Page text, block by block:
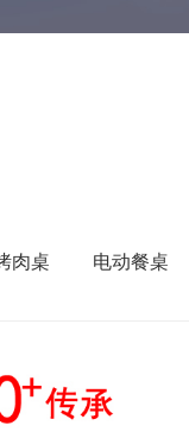
肉桌 电动餐桌